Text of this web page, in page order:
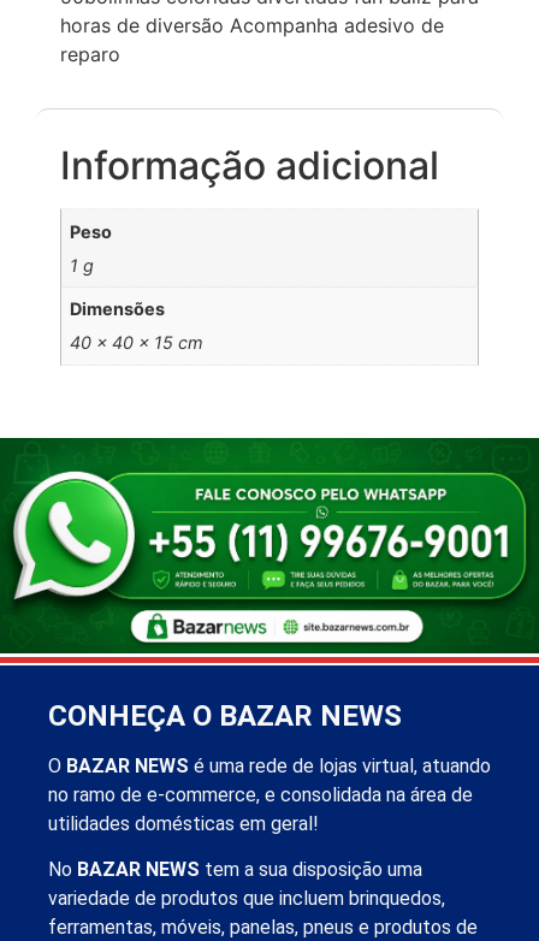
horas de diversão Acompanha adesivo de
reparo
Informação adicional
Peso
1 g
Dimensões
40 × 40 × 15 cm
CONHEÇA O BAZAR NEWS
O BAZAR NEWS é uma rede de lojas virtual, atuando
no ramo de e-commerce, e consolidada na área de
utilidades domésticas em geral!
No BAZAR NEWS tem a sua disposição uma
variedade de produtos que incluem brinquedos,
ferramentas, móveis, panelas, pneus e produtos de